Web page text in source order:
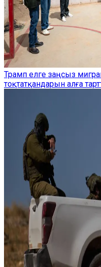
Трамп елге заңсыз
тоқтатқандарын алға